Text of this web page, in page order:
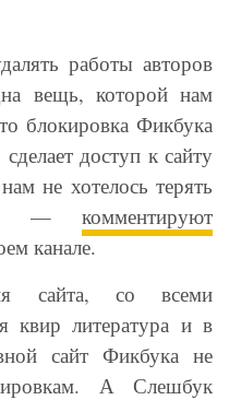
работы авторов
вещь, которой нам
блокировка Фикбука
доступ к сайту
не хотелось терять
— комментируют
канале.
сайта, со всеми
квир литература и в
сайт Фикбука не
А Слешбук